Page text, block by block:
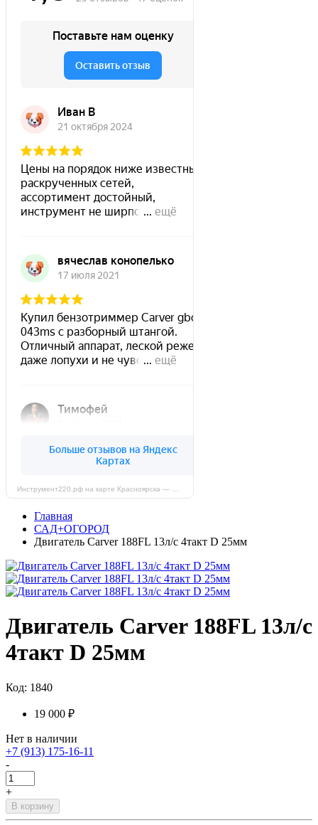
Главная
САД+ОГОРОД
Двигатель Carver 188FL 13л/с 4такт D 25мм
Двигатель Carver 188FL 13л/с
4такт D 25мм
Код: 1840
19 000 ₽
Нет в наличии
+7 (913) 175-16-11
-
+
В корзину